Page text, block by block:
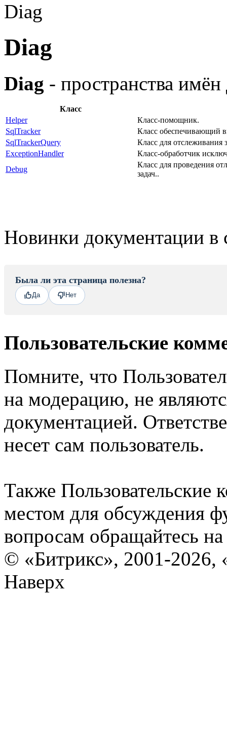
Diag
Diag
Diag - пространства
Класс
Helper
Класс-помощник.
SqlTracker
Класс обеспечивающий
SqlTrackerQuery
Класс для отслеживания
ExceptionHandler
Класс-обработчик
Debug
Класс для проведения
задач..
Новинки документации в
Была ли эта страница полезна?
Да Нет
Пользовательские
Помните, что
на модерацию, не
документацией.
несет сам пользователь.
Также Пользовательские
местом для обсуждения
вопросам обращайтесь
© «Битрикс», 2001-2026,
Наверх